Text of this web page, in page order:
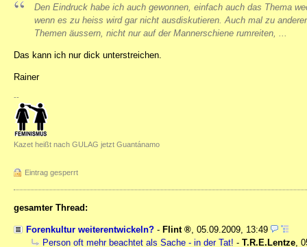
Den Eindruck habe ich auch gewonnen, einfach auch das Thema
wenn es zu heiss wird gar nicht ausdiskutieren. Auch mal zu
Themen äussern, nicht nur auf der Mannerschiene rumreiten, ...
Das kann ich nur dick unterstreichen.
Rainer
--
Kazet heißt nach GULAG jetzt Guantánamo
Eintrag gesperrt
gesamter Thread:
Forenkultur weiterentwickeln? - Flint , 05.09.2009, 13:49
Person oft mehr beachtet als Sache - in der Tat! - T.R.E.Lentze,